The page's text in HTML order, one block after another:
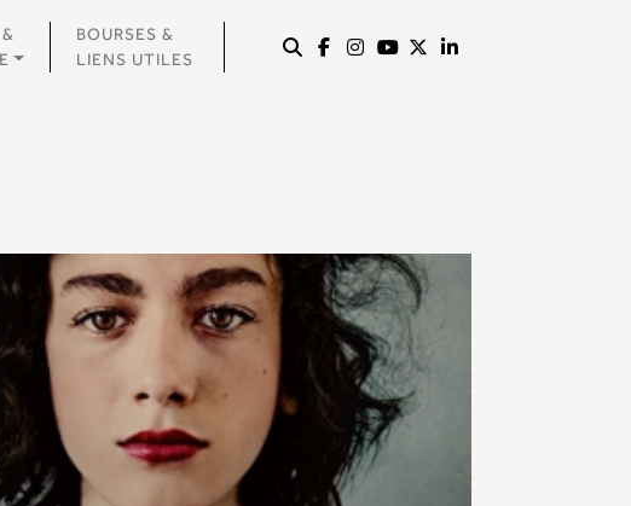
BOURSES &
LIENS UTILES